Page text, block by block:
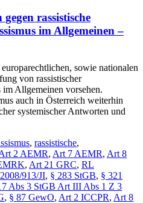
rassistische
im Allgemeinen –
sowie nationalen
von rassistischer
Allgemeinen vorsehen.
auch in Österreich weiterhin
systemischer Antworten und
, rassistische,
2 AEMR, Art 7 AEMR, Art 8
, Art 21 GRC, RL
913/JI, § 283 StGB, § 321
Abs 3 StGB Art III Abs 1 Z 3
, § 87 GewO, Art 2 ICCPR, Art 8